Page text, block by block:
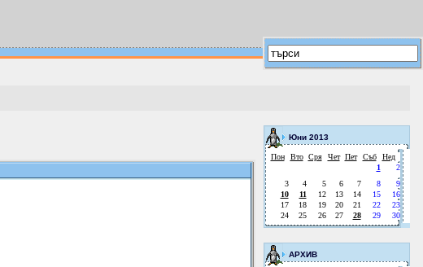
Юни 2013
Пон Вто Сря Чет Пет Съб
Нед
1
2
3
4 5 6 7 8
9
10
11 12 13 14 15
16
17
18 19 20 21 22
23
24
25 26 27 28 29 30
АРХИВ